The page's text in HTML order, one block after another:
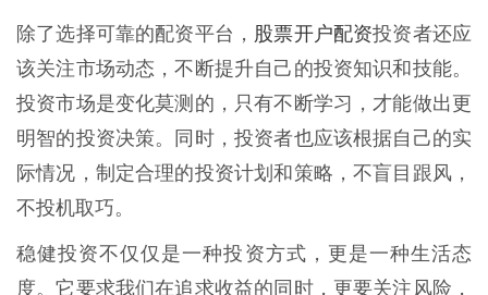
除了选择可靠的配资平台， 股票开户配资投资者还应
该关注市场动态，不断提升自己的投资知识和技能。
投资市场是变化莫测的，只有不断学习，才能做出更
明智的投资决策。同时，投资者也应该根据自己的实
际情况，制定合理的投资计划和策略，不盲目跟风，
不投机取巧。
稳健投资不仅仅是一种投资方式，更是一种生活态
度。它要求我们在追求收益的同时，更要关注风险，